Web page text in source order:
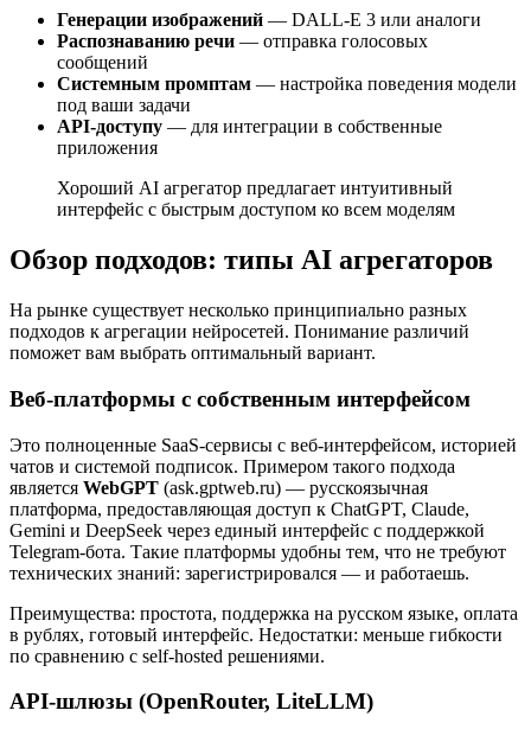
Генерации изображений — DALL-E 3 или аналоги
Распознаванию речи — отправка голосовых
сообщений
Системным промптам — настройка поведения модели
под ваши задачи
API-доступу — для интеграции в собственные
приложения
Хороший AI агрегатор предлагает интуитивный
интерфейс с быстрым доступом ко всем моделям
Обзор подходов: типы AI агрегаторов
На рынке существует несколько принципиально разных
подходов к агрегации нейросетей. Понимание различий
поможет вам выбрать оптимальный вариант.
Веб-платформы с собственным интерфейсом
Это полноценные SaaS-сервисы с веб-интерфейсом, историей
чатов и системой подписок. Примером такого подхода
является WebGPT (ask.gptweb.ru) — русскоязычная
платформа, предоставляющая доступ к ChatGPT, Claude,
Gemini и DeepSeek через единый интерфейс с поддержкой
Telegram-бота. Такие платформы удобны тем, что не требуют
технических знаний: зарегистрировался — и работаешь.
Преимущества: простота, поддержка на русском языке, оплата
в рублях, готовый интерфейс. Недостатки: меньше гибкости
по сравнению с self-hosted решениями.
API-шлюзы (OpenRouter, LiteLLM)